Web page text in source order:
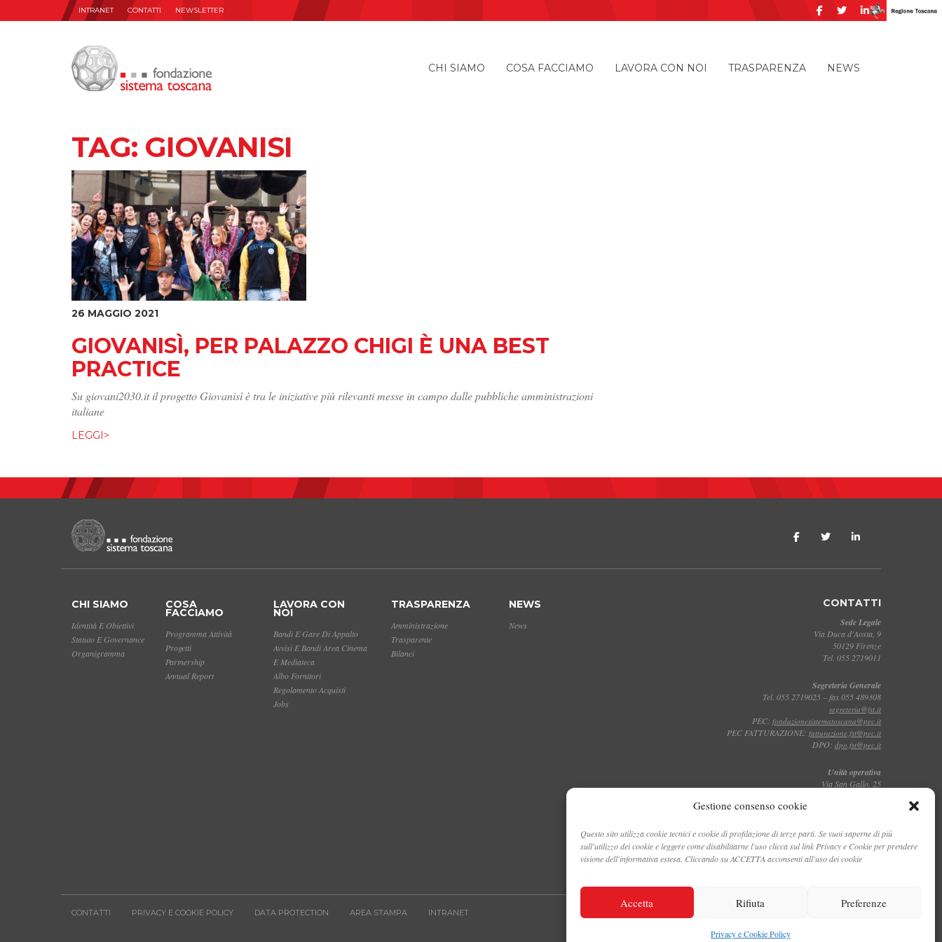
Gestione consenso cookie
Questo sito utilizza cookie tecnici e cookie di profilazione di terze parti. Se vuoi saperne di più
sull'utilizzo dei cookie e leggere come disabilitarne l'uso clicca sul link Privacy e Cookie per prendere
visione dell'informativa estesa. Cliccando su ACCETTA acconsenti all'uso dei cookie
Accetta Rifiuta Preferenze
Privacy e Cookie Policy
INTRANET CONTATTI NEWSLETTER
CHI SIAMO COSA FACCIAMO LAVORA CON NOI TRASPARENZA NEWS
TAG: GIOVANISI
26 MAGGIO 2021
GIOVANISÌ, PER PALAZZO CHIGI È UNA BEST
PRACTICE
Su giovani2030.it il progetto Giovanisì è tra le iniziative più rilevanti messe in campo dalle pubbliche amministrazioni
italiane
LEGGI>
CHI SIAMO
Identità E Obiettivi
Statuto E Governance
Organigramma
COSA
FACCIAMO
Programma Attività
Progetti
Partnership
Annual Report
LAVORA CON
NOI
Bandi E Gare Di Appalto
Avvisi E Bandi Area Cinema
E Mediateca
Albo Fornitori
Regolamento Acquisti
Jobs
TRASPARENZA
Amministrazione
Trasparente
Bilanci
NEWS
News
CONTATTI
Sede Legale
Via Duca d'Aosta, 9
50129 Firenze
Tel. 055 2719011
Segreteria Generale
Tel. 055 2719025 – fax 055 489308
segreteria@fst.it
PEC: fondazionesistematoscana@pec.it
PEC FATTURAZIONE: fatturazione.fst@pec.it
DPO: dpo.fst@pec.it
Unità operativa
Via San Gallo, 25
Toscana Film Commission
Via San Gallo, 25
Tel. 055 2719035 – fax 055 2719027
CONTATTI PRIVACY E COOKIE POLICY DATA PROTECTION AREA STAMPA INTRANET